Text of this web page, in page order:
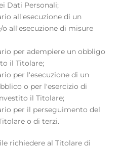
Dati Personali;
all'esecuzione di un
all'esecuzione di misure
per adempiere un obbligo
il Titolare;
per l'esecuzione di un
o per l'esercizio di
il Titolare;
per il perseguimento del
o di terzi.
richiedere al Titolare di